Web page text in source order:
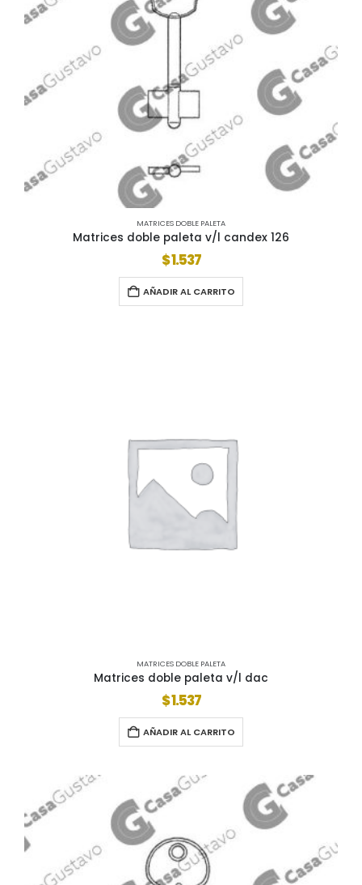
MATRICES DOBLE PALETA
Matrices doble paleta v/l candex 126
$1.537
AÑADIR AL CARRITO
MATRICES DOBLE PALETA
Matrices doble paleta v/l dac
$1.537
AÑADIR AL CARRITO